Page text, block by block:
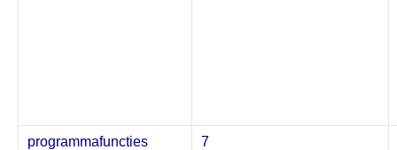
programmafuncties 7